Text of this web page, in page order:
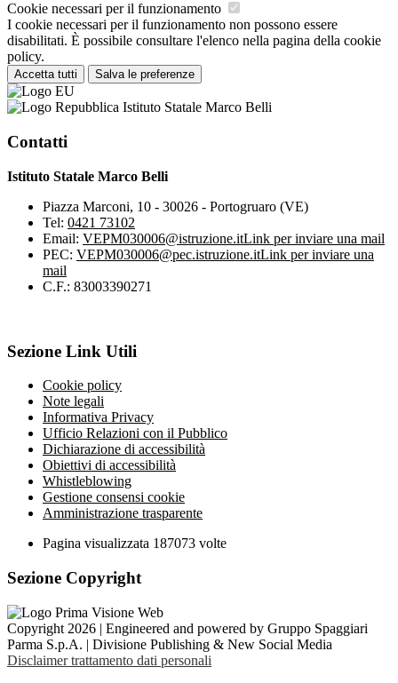
Cookie necessari per il funzionamento
I cookie necessari per il funzionamento non possono essere
disabilitati. È possibile consultare l'elenco nella pagina della cookie
policy.
Accetta tutti Salva le preferenze
Istituto Statale Marco Belli
Contatti
Istituto Statale Marco Belli
Piazza Marconi, 10 - 30026 - Portogruaro (VE)
Tel: 0421 73102
Email: VEPM030006@istruzione.itLink per inviare una mail
PEC: VEPM030006@pec.istruzione.itLink per inviare una
mail
C.F.: 83003390271
Sezione Link Utili
Cookie policy
Note legali
Informativa Privacy
Ufficio Relazioni con il Pubblico
Dichiarazione di accessibilità
Obiettivi di accessibilità
Whistleblowing
Gestione consensi cookie
Amministrazione trasparente
Pagina visualizzata 187073 volte
Sezione Copyright
Copyright 2026 | Engineered and powered by Gruppo Spaggiari
Parma S.p.A. | Divisione Publishing & New Social Media
Disclaimer trattamento dati personali